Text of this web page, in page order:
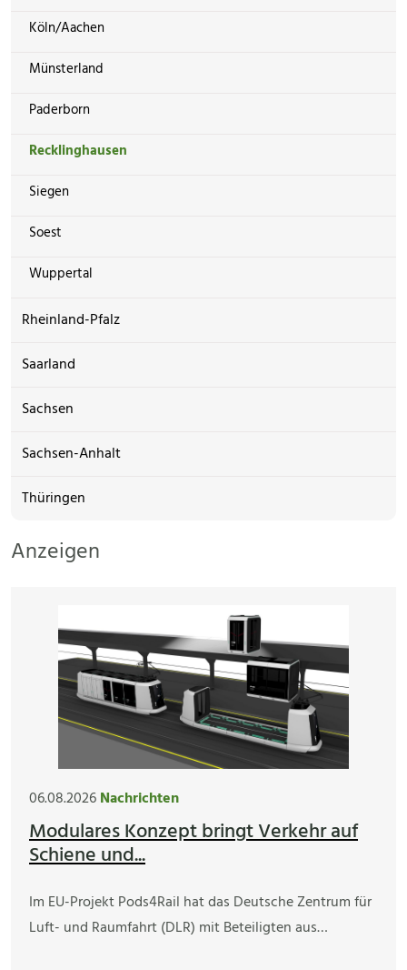
Köln/Aachen
Münsterland
Paderborn
Recklinghausen
Siegen
Soest
Wuppertal
Rheinland-Pfalz
Saarland
Sachsen
Sachsen-Anhalt
Thüringen
Anzeigen
06.08.2026Nachrichten
Modulares Konzept bringt Verkehr auf
Schiene und...
Im EU-Projekt Pods4Rail hat das Deutsche Zentrum für
Luft- und Raumfahrt (DLR) mit Beteiligten aus…